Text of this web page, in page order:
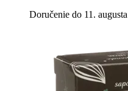
Doručenie do 11. augusta